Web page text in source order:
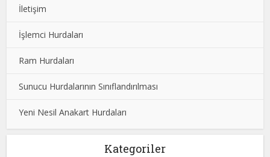
İletişim
İşlemci Hurdaları
Ram Hurdaları
Sunucu Hurdalarının Sınıflandırılması
Yeni Nesil Anakart Hurdaları
Kategoriler